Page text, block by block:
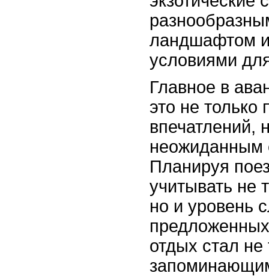
ландшафтом
условиями
Главное в
это не только
впечатлений,
неожиданным
Планируя
учитывать не
но и уровень
отдых стал не